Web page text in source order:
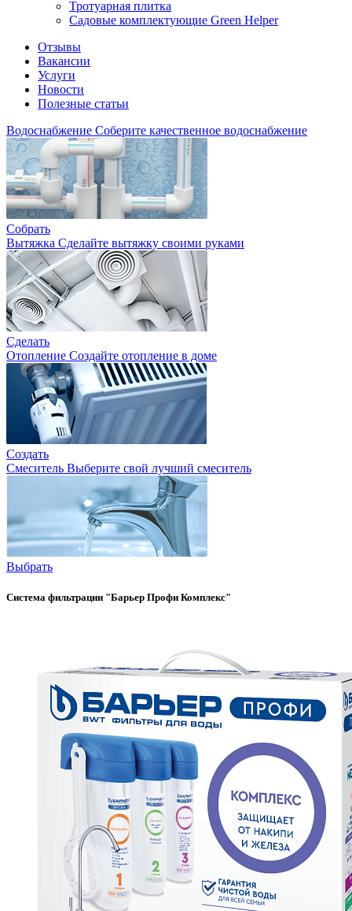
Тротуарная плитка
Садовые комплектующие Green Helper
Отзывы
Вакансии
Услуги
Новости
Полезные статьи
Водоснабжение Соберите качественное водоснабжение
Собрать
Вытяжка Сделайте вытяжку своими руками
Сделать
Отопление Создайте отопление в доме
Создать
Смеситель Выберите свой лучший смеситель
Выбрать
Система фильтрации "Барьер Профи Комплекс"